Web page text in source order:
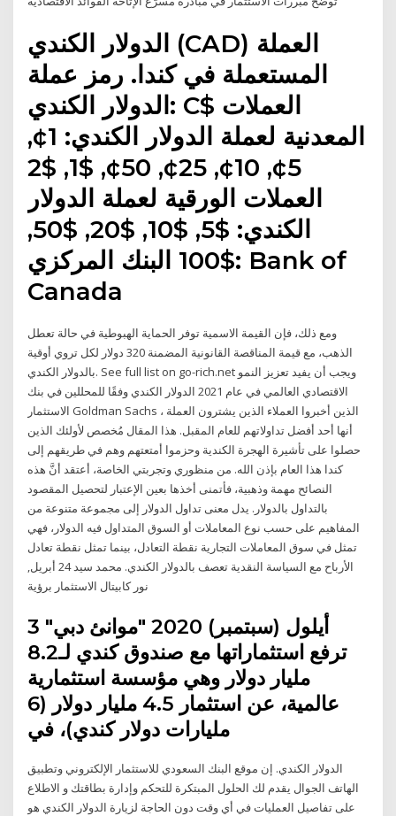
الدولار الكندي (CAD) العملة
المستعملة في كندا. رمز عملة
الدولار الكندي: C$ العملات
المعدنية لعملة الدولار الكندي: 1¢,
5¢, 10¢, 25¢, 50¢, $1, $2
العملات الورقية لعملة الدولار
الكندي: $5, $10, $20, $50,
$100 البنك المركزي: Bank of
Canada
ومع ذلك، فإن القيمة الاسمية توفر الحماية الهبوطية في حالة تعطل
الذهب، مع قيمة المناقصة القانونية المضمنة 320 دولار لكل تروي أوقية
بالدولار الكندي. See full list on go-rich.net ويجب أن يفيد تعزيز النمو
الاقتصادي العالمي في عام 2021 الدولار الكندي وفقًا للمحللين في بنك
الاستثمار Goldman Sachs ، الذين أخبروا العملاء الذين يشترون العملة
أنها أحد أفضل تداولاتهم للعام المقبل. هذا المقال مُخصص لأولئك الذين
حصلوا على تأشيرة الهجرة الكندية وحزموا أمتعتهم وهم في طريقهم إلى
كندا هذا العام بإذن الله. من منظوري وتجربتي الخاصة، أعتقد أنَّ هذه
النصائح مهمة وذهبية، فأتمنى أخذها بعين الإعتبار لتحصيل المقصود
بالتداول بالدولار. يدل معنى تداول الدولار إلى مجموعة متنوعة من
المفاهيم على حسب نوع المعاملات أو السوق المتداول فيه الدولار، فهي
تمثل في سوق المعاملات التجارية نقطة التعادل، بينما تمثل نقطة تعادل
الأرباح مع السياسة النقدية تعصف بالدولار الكندي. محمد سيد 24 أبريل,
نور كابيتال الاستثمار برؤية
3 أيلول (سبتمبر) 2020 "موانئ دبي"
ترفع استثماراتها مع صندوق كندي لـ8.2
مليار دولار وهي مؤسسة استثمارية
عالمية، عن استثمار 4.5 مليار دولار (6
الدولار الكندي. إن موقع البنك السعودي للاستثمار الإلكتروني وتطبيق
الهاتف الجوال يقدم لك الحلول المبتكرة للتحكم وإدارة بطاقتك و الاطلاع
على تفاصيل العمليات في أي وقت دون الحاجة لزيارة الدولار الكندي هو